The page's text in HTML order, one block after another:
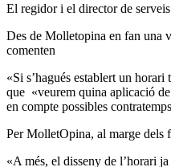
El regidor i el director de
Des de Molletopina en fan una
comenten
«Si s’hagués establert un
que «veurem quina aplicació
en compte possibles
Per MolletOpina, al marge dels
«A més, el disseny de l’horari